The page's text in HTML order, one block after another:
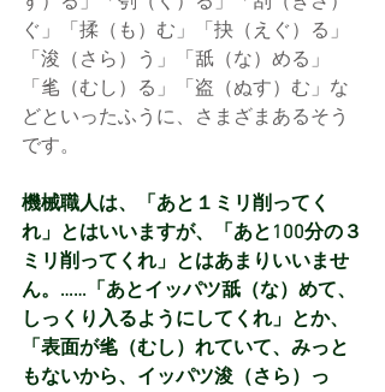
ぐ」「揉（も）む」「抉（えぐ）る」
「浚（さら）う」「舐（な）める」
「毟（むし）る」「盗（ぬす）む」な
どといったふうに、さまざまあるそう
です。
機械職人は、「あと１ミリ削ってく
れ」とはいいますが、「あと100分の３
ミリ削ってくれ」とはあまりいいませ
ん。……「あとイッパツ舐（な）めて、
しっくり入るようにしてくれ」とか、
「表面が毟（むし）れていて、みっと
もないから、イッパツ浚（さら）っ